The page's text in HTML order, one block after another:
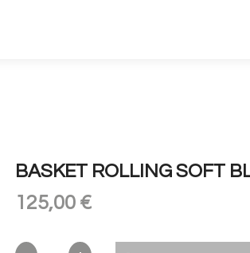
BASKET ROLLING SOFT
125,00 €